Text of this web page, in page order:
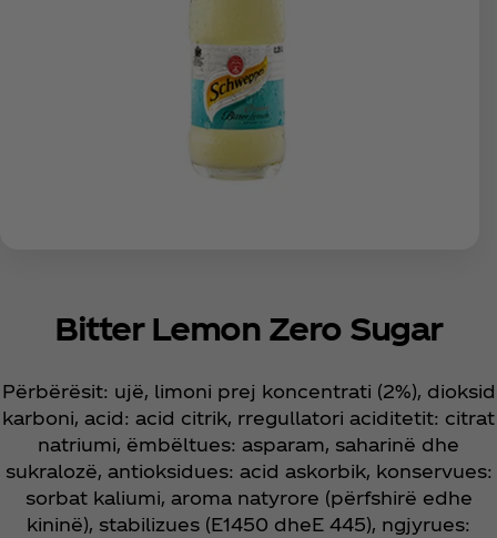
Bitter Lemon Zero Sugar
Përbërësit: ujë, limoni prej koncentrati (2%), dioksid
karboni, acid: acid citrik, rregullatori aciditetit: citrat
natriumi, ëmbëltues: asparam, saharinë dhe
sukralozë, antioksidues: acid askorbik, konservues:
sorbat kaliumi, aroma natyrore (përfshirë edhe
kininë), stabilizues (E1450 dheE 445), ngjyrues: